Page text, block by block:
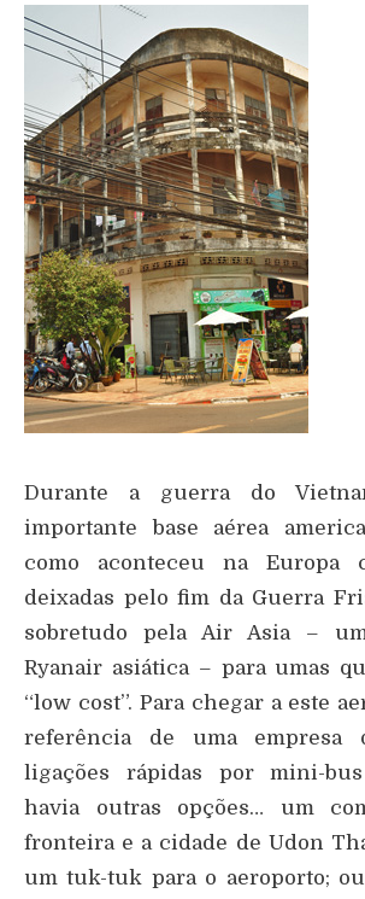
Durante a guerra do
importante base aérea
como aconteceu na Europa
deixadas pelo fim da Guerra
sobretudo pela Air Asia –
Ryanair asiática – para umas
“low cost”. Para chegar a este
referência de uma empresa
ligações rápidas por mini-
havia outras opções… um
fronteira e a cidade de Udon
um tuk-tuk para o aeroporto;